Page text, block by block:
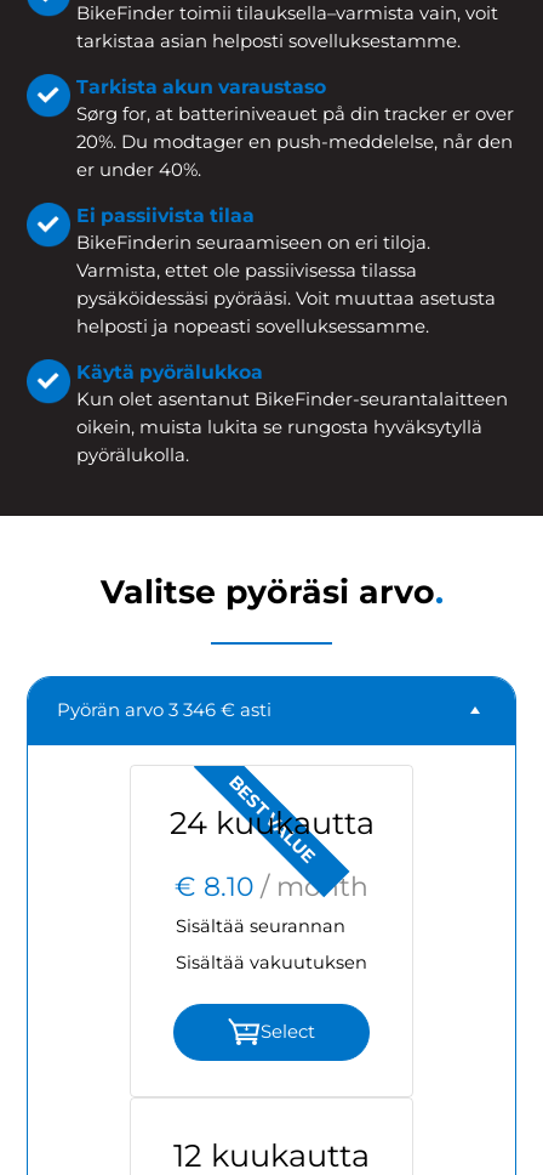
BikeFinder toimii tilauksella–varmista vain, voit
tarkistaa asian helposti sovelluksestamme.
Tarkista akun varaustaso
Sørg for, at batteriniveauet på din tracker er over
20%. Du modtager en push-meddelelse, når den
er under 40%.
Ei passiivista tilaa
BikeFinderin seuraamiseen on eri tiloja.
Varmista, ettet ole passiivisessa tilassa
pysäköidessäsi pyörääsi. Voit muuttaa asetusta
helposti ja nopeasti sovelluksessamme.
Käytä pyörälukkoa
Kun olet asentanut BikeFinder-seurantalaitteen
oikein, muista lukita se rungosta hyväksytyllä
pyörälukolla.
Valitse pyöräsi arvo.
Pyörän arvo 3 346 € asti
BEST VALUE
24 kuukautta
€ 8.10 / month
Sisältää seurannan
Sisältää vakuutuksen
Select
12 kuukautta